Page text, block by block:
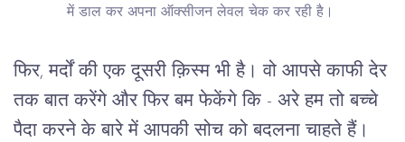
में डाल कर अपना ऑक्सीजन लेवल चेक कर रही है।
फिर, मर्दों की एक दूसरी क़िस्म भी है। वो आपसे काफी देर
तक बात करेंगे और फिर बम फेकेंगे कि - अरे हम तो बच्चे
पैदा करने के बारे में आपकी सोच को बदलना चाहते हैं।